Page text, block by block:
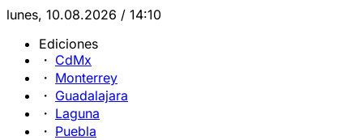
lunes, 10.08.2026 / 14:10
Ediciones
CdMx
Monterrey
Guadalajara
Laguna
Puebla